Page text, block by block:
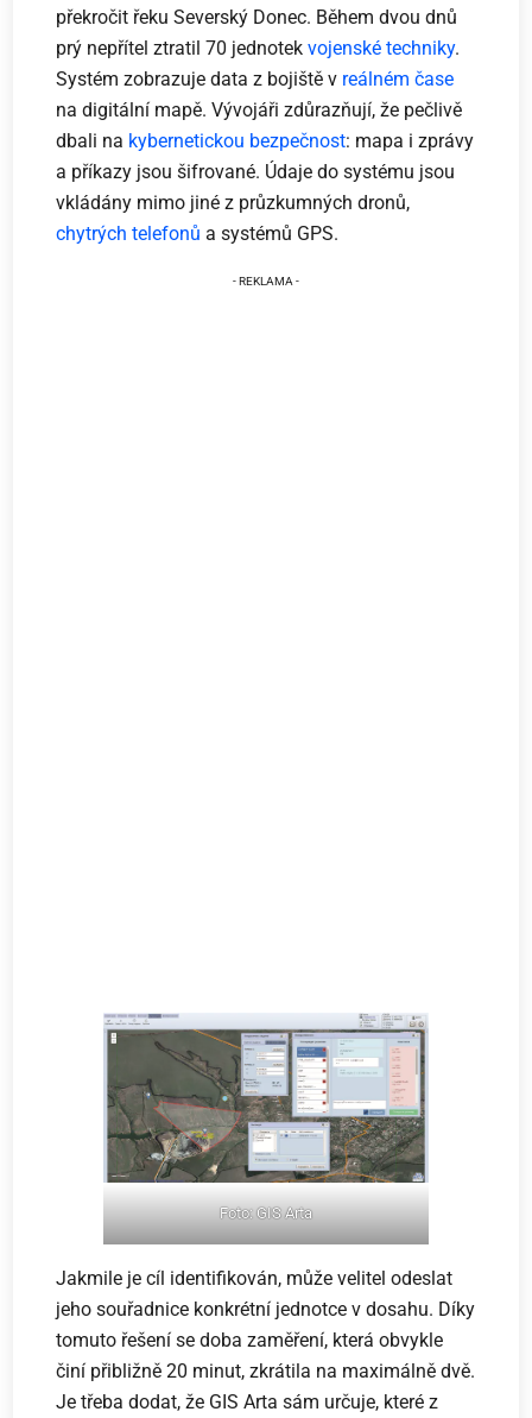
překročit řeku Severský Donec. Během dvou dnů
prý nepřítel ztratil 70 jednotekvojenské techniky.
Systém zobrazuje data z bojiště v reálném čase
na digitální mapě. Vývojáři zdůrazňují, že pečlivě
dbali na kybernetickou bezpečnost: mapa i zprávy
a příkazy jsou šifrované. Údaje do systému jsou
vkládány mimo jiné z průzkumných dronů,
chytrých telefonů a systémů GPS.
Foto: GIS Arta
Jakmile je cíl identifikován, může velitel odeslat
jeho souřadnice konkrétní jednotce v dosahu. Díky
tomuto řešení se doba zaměření, která obvykle
činí přibližně 20 minut, zkrátila na maximálně dvě.
Je třeba dodat, že GIS Arta sám určuje, které z